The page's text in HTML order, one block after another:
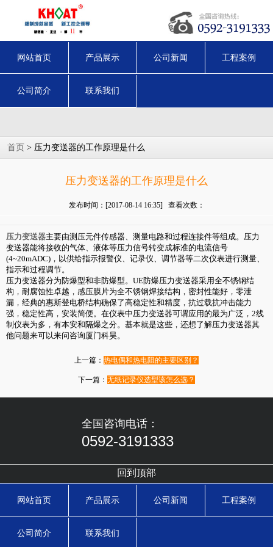
网站首页 产品展示 公司新闻 工程案例
公司简介 联系我们
首页 > 压力变送器的工作原理是什么
压力变送器的工作原理是什么
发布时间：[2017-08-14 16:35] 查看次数：
压力变送器主要由测压元件传感器、测量电路和过程连接件等组成。压力
变送器能将接收的气体、液体等压力信号转变成标准的电流信号
(4~20mADC)，以供给指示报警仪、记录仪、调节器等二次仪表进行测量、
指示和过程调节。
压力变送器分为防爆型和非防爆型。UE防爆压力变送器采用全不锈钢结
构，耐腐蚀性卓越，感压膜片为全不锈钢焊接结构，密封性能好，零泄
漏，经典的惠斯登电桥结构确保了高稳定性和精度，抗过载抗冲击能力
强，稳定性高，安装简便。在仪表中压力变送器可谓应用的最为广泛，2线
制仪表为多，有本安和隔爆之分。基本就是这些，还想了解压力变送器其
他问题来可以来问咨询厦门科昊。
上一篇： 热电偶和热电阻的主要区别？
下一篇： 无纸记录仪选型该怎么选？
全国咨询电话：
0592-3191333
回到顶部
网站首页 产品展示 公司新闻 工程案例
公司简介 联系我们